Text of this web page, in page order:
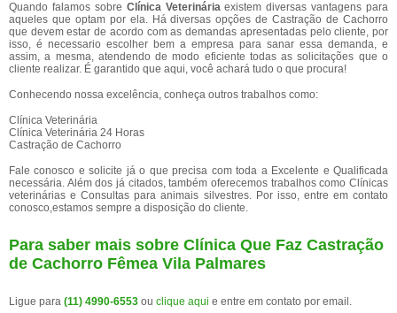
Quando falamos sobre Clínica Veterináriaexistem diversas vantagens para
aqueles que optam por ela. Há diversas opções de Castração de Cachorro
que devem estar de acordo com as demandas apresentadas pelo cliente, por
isso, é necessario escolher bem a empresa para sanar essa demanda, e
assim, a mesma, atendendo de modo eficiente todas as solicitações que o
cliente realizar. É garantido que aqui, você achará tudo o que procura!
Conhecendo nossa excelência, conheça outros trabalhos como:
Clínica Veterinária
Clínica Veterinária 24 Horas
Castração de Cachorro
Fale conosco e solicite já o que precisa com toda a Excelente e Qualificada
necessária. Além dos já citados, também oferecemos trabalhos como Clínicas
veterinárias e Consultas para animais silvestres. Por isso, entre em contato
conosco,estamos sempre a disposição do cliente.
Para saber mais sobre Clínica Que Faz Castração
de Cachorro Fêmea Vila Palmares
Ligue para (11) 4990-6553 ou clique aqui e entre em contato por email.